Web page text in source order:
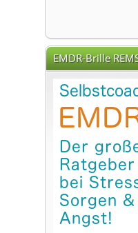
EMDR-Brille